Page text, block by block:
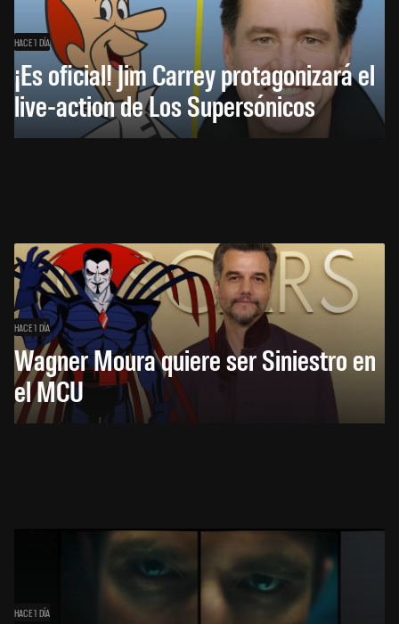
HACE 1 DÍA
¡Es oficial! Jim Carrey protagonizará el
live-action de Los Supersónicos
HACE 1 DÍA
Wagner Moura quiere ser Siniestro en
el MCU
HACE 1 DÍA